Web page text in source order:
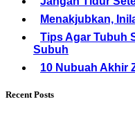
Menakjubkan,
Tips Agar Tubuh
Subuh
10 Nubuah Akhir
Recent Posts